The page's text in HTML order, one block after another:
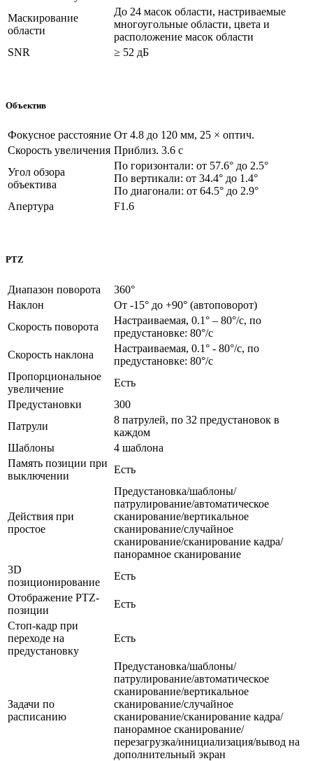
Маскирование
области
До 24 масок области, настриваемые
многоугольные области, цвета и
расположение масок области
SNR
≥ 52 дБ
Объектив
Фокусное расстояние От 4.8 до 120 мм, 25 × оптич.
Скорость увеличения Приблиз. 3.6 с
Угол обзора
объектива
По горизонтали: от 57.6° до 2.5°
По вертикали: от 34.4° до 1.4°
По диагонали: от 64.5° до 2.9°
Апертура
F1.6
PTZ
Диапазон поворота
360°
Наклон
От -15° до +90° (автоповорот)
Скорость поворота
Настраиваемая, 0.1° – 80°/с, по
предустановке: 80°/с
Скорость наклона
Настраиваемая, 0.1° - 80°/с, по
предустановке: 80°/с
Пропорциональное
увеличение
Есть
Предустановки
300
Патрули
8 патрулей, по 32 предустановок в
каждом
Шаблоны
4 шаблона
Память позиции при
выключении
Есть
Действия при
простое
Предустановка/шаблоны/
патрулирование/автоматическое
сканирование/вертикальное
сканирование/случайное
сканирование/сканирование кадра/
панорамное сканирование
3D
позиционирование
Есть
Отображение PTZ-
позиции
Есть
Стоп-кадр при
переходе на
предустановку
Есть
Задачи по
расписанию
Предустановка/шаблоны/
патрулирование/автоматическое
сканирование/вертикальное
сканирование/случайное
сканирование/сканирование кадра/
панорамное сканирование/
перезагрузка/инициализация/вывод на
дополнительный экран